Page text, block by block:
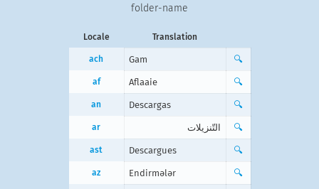
folder-name
Locale Translation
ach Gam 🔍
af Aflaaie 🔍
an Descargas 🔍
ar التّنزيلات 🔍
ast Descargues 🔍
az Endirmələr 🔍